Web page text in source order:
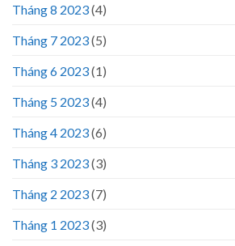
Tháng 8 2023(4)
Tháng 7 2023(5)
Tháng 6 2023(1)
Tháng 5 2023(4)
Tháng 4 2023(6)
Tháng 3 2023(3)
Tháng 2 2023(7)
Tháng 1 2023(3)